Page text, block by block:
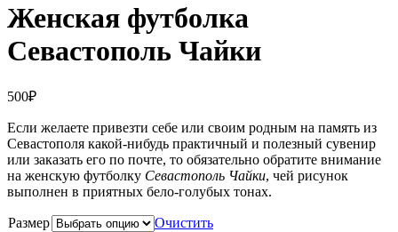
Женская футболка
Севастополь Чайки
500₽
Если желаете привезти себе или своим родным на память из
Севастополя какой-нибудь практичный и полезный сувенир
или заказать его по почте, то обязательно обратите внимание
на женскую футболку Севастополь Чайки, чей рисунок
выполнен в приятных бело-голубых тонах.
Размер Очистить